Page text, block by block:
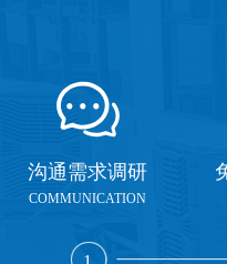
沟通需求调研
COMMUNICATION